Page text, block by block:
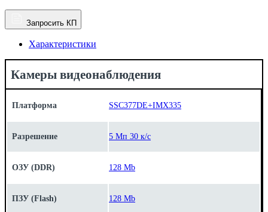
Запросить КП
Характеристики
Камеры видеонаблюдения
Платформа SSC377DE+IMX335
Разрешение 5 Мп 30 к/с
ОЗУ (DDR) 128 Mb
ПЗУ (Flash) 128 Mb